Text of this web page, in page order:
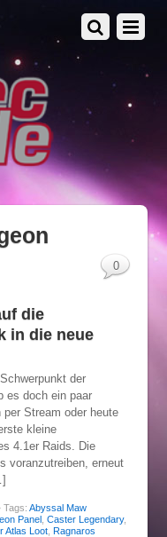
die
in die neue
der
es doch ein paar
Stream oder heute
kleine
4.1er Raids. Die
voranzutreiben, erneut
0
Tags: Abyssal Maw
Panel, Caster Legendary,
Atlas Loot, Ragnaros